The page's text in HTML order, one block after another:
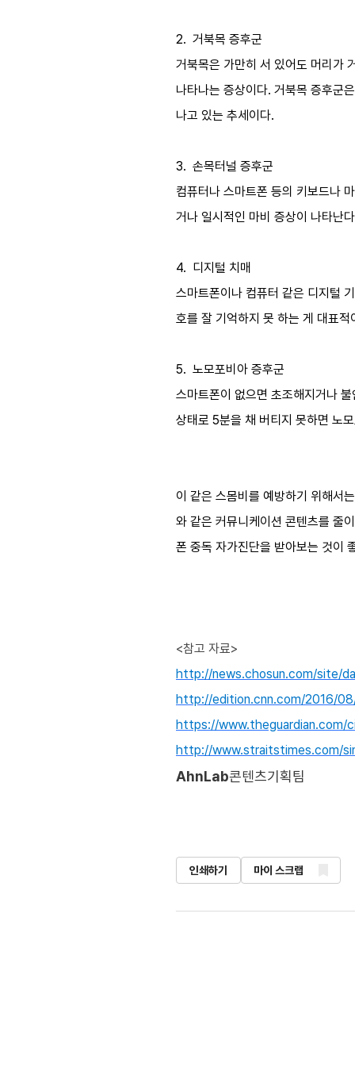
2. 거북목 증후군
거북목은 가만히 서 있어도 머리가
나타나는 증상이다. 거북목 증후군
나고 있는 추세이다.
3. 손목터널 증후군
컴퓨터나 스마트폰 등의 키보드나
거나 일시적인 마비 증상이 나타난
4. 디지털 치매
스마트폰이나 컴퓨터 같은 디지털
호를 잘 기억하지 못 하는 게 대표
5. 노모포비아 증후군
스마트폰이 없으면 초조해지거나
상태로 5분을 채 버티지 못하면 노
이 같은 스몸비를 예방하기 위해서
와 같은 커뮤니케이션 콘텐츠를 줄
폰 중독 자가진단을 받아보는 것이
<참고 자료>
http://news.chosun.com/site/
http://edition.cnn.com/2016/
https://
http://www.straitstimes.com/
AhnLab콘텐츠기획팀
인쇄하기 마이 스크랩